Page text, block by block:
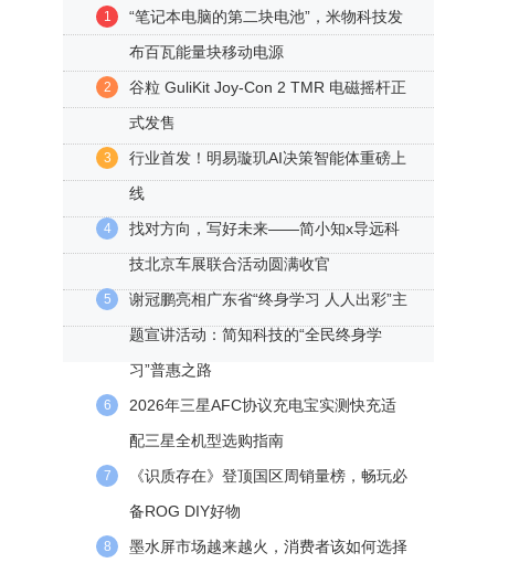
1
“笔记本电脑的第二块电池”，米物科技发
布百瓦能量块移动电源
2
谷粒 GuliKit Joy-Con 2 TMR 电磁摇杆正
式发售
3
行业首发！明易璇玑AI决策智能体重磅上
线
4
找对方向，写好未来——简小知x导远科
技北京车展联合活动圆满收官
5
谢冠鹏亮相广东省“终身学习 人人出彩”主
题宣讲活动：简知科技的“全民终身学
习”普惠之路
6
2026年三星AFC协议充电宝实测快充适
配三星全机型选购指南
7
《识质存在》登顶国区周销量榜，畅玩必
备ROG DIY好物
8
墨水屏市场越来越火，消费者该如何选择